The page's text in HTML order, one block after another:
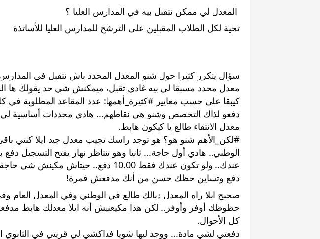
تحية لكل الطلاب المقبلين على الترشح للمدارس العليا للأساتذة
سؤال يتكرر كثيرا حول شنو المعدل المحدد باش نتقبل في المدارس
كيبقا على حسب معايير #كثيرة_أهمها
معدل الانتقاء طالع يا كيكون هابط.
#لكن_الأهم
دفع وتساين حظك حسن من أنك مدفعش فمرة!
كل الأحوال.